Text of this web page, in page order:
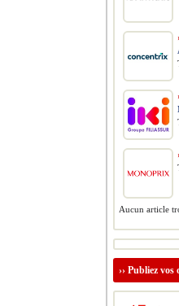
Aucun article
›› Publiez vos